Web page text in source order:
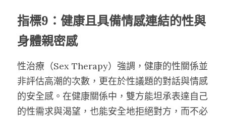
指標9：健康且具備情感連結的性與
身體親密感
性治療（Sex Therapy）強調，健康的性關係並
非評估高潮的次數，更在於性議題的對話與情感
的安全感。在健康關係中，雙方能坦承表達自己
的性需求與渴望，也能安全地拒絕對方，而不必